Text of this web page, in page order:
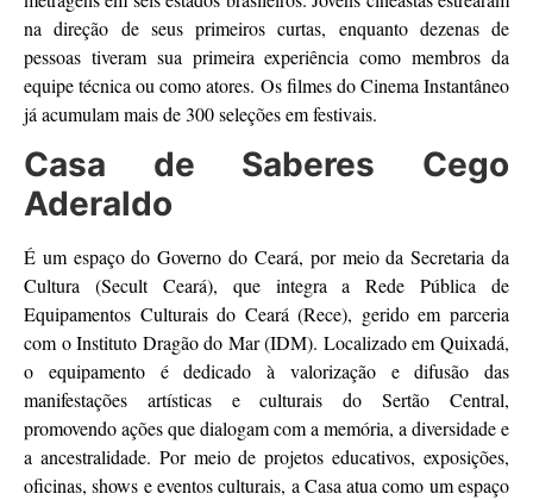
na direção de seus primeiros curtas, enquanto dezenas de
pessoas tiveram sua primeira experiência como membros da
equipe técnica ou como atores. Os filmes do Cinema Instantâneo
já acumulam mais de 300 seleções em festivais.
Casa de Saberes Cego
Aderaldo
É um espaço do Governo do Ceará, por meio da Secretaria da
Cultura (Secult Ceará), que integra a Rede Pública de
Equipamentos Culturais do Ceará (Rece), gerido em parceria
com o Instituto Dragão do Mar (IDM). Localizado em Quixadá,
o equipamento é dedicado à valorização e difusão das
manifestações artísticas e culturais do Sertão Central,
promovendo ações que dialogam com a memória, a diversidade e
a ancestralidade. Por meio de projetos educativos, exposições,
oficinas, shows e eventos culturais, a Casa atua como um espaço